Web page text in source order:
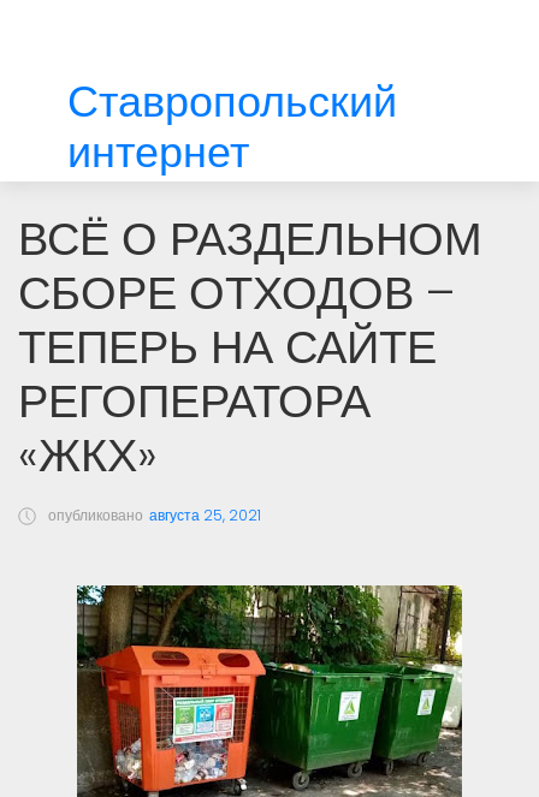
Ставропольский
интернет
ВСЁ О РАЗДЕЛЬНОМ
СБОРЕ ОТХОДОВ –
ТЕПЕРЬ НА САЙТЕ
РЕГОПЕРАТОРА
«ЖКХ»
опубликовано августа 25, 2021